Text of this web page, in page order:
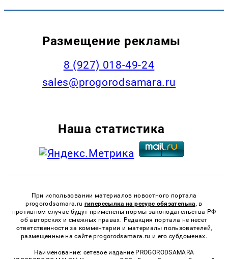
Размещение рекламы
8 (927) 018-49-24
sales@progorodsamara.ru
Наша статистика
При использовании материалов новостного портала
progorodsamara.ru гиперссылка на ресурс обязательна, в
противном случае будут применены нормы законодательства РФ
об авторских и смежных правах. Редакция портала не несет
ответственности за комментарии и материалы пользователей,
размещенные на сайте progorodsamara.ru и его субдоменах.
Наименование: сетевое издание PROGORODSAMARA